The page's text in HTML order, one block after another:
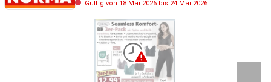
Gültig von 18 Mai 2026 bis 24 Mai 2026